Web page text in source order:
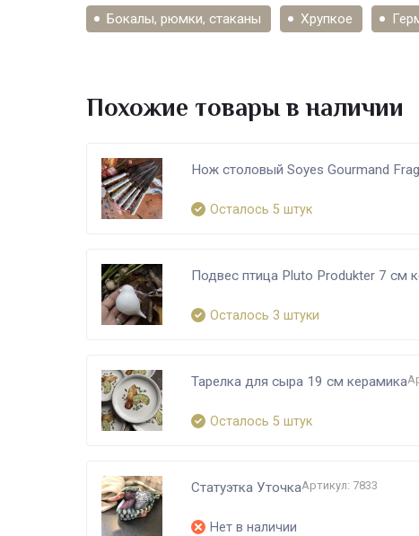
Бокалы, рюмки, стаканы Хрупкое
Похожие товары в наличии
Нож столовый Soyes Gourmand
Осталось 5 штук
Подвес птица Pluto Produkter 7 см
Осталось 3 штуки
Тарелка для сыра 19 см керамика
Осталось 5 штук
Статуэтка УточкаАртикул: 7833
Нет в наличии